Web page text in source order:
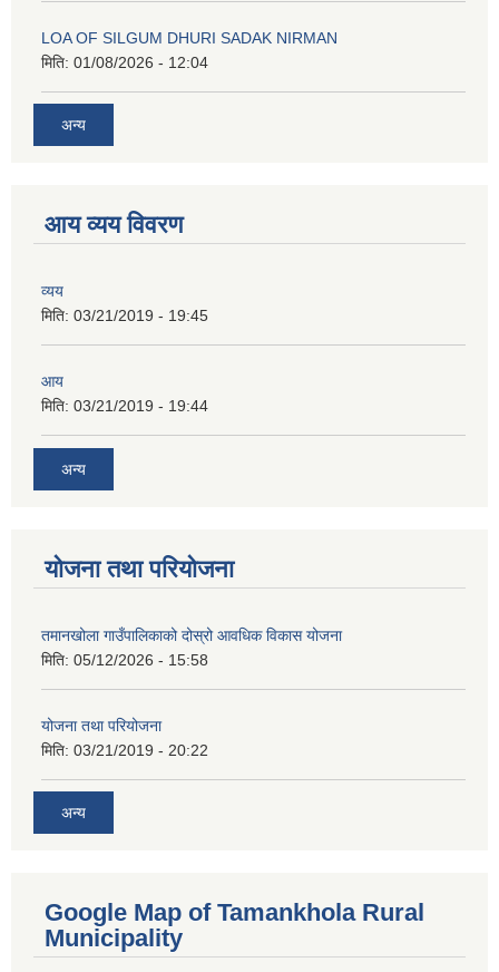
LOA OF SILGUM DHURI SADAK NIRMAN
मिति: 01/08/2026 - 12:04
अन्य
आय व्यय विवरण
व्यय
मिति: 03/21/2019 - 19:45
आय
मिति: 03/21/2019 - 19:44
अन्य
योजना तथा परियोजना
तमानखोला गाउँपालिकाको दोस्रो आवधिक विकास योजना
मिति: 05/12/2026 - 15:58
योजना तथा परियोजना
मिति: 03/21/2019 - 20:22
अन्य
Google Map of Tamankhola Rural
Municipality